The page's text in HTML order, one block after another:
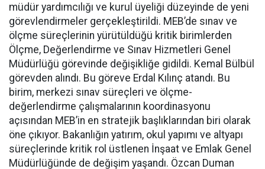
müdür yardımcılığı ve kurul üyeliği düzeyinde de yeni
görevlendirmeler gerçekleştirildi. MEB’de sınav ve
ölçme süreçlerinin yürütüldüğü kritik birimlerden
Ölçme, Değerlendirme ve Sınav Hizmetleri Genel
Müdürlüğü görevinde değişikliğe gidildi. Kemal Bülbül
görevden alındı. Bu göreve Erdal Kılınç atandı. Bu
birim, merkezi sınav süreçleri ve ölçme-
değerlendirme çalışmalarının koordinasyonu
açısından MEB’in en stratejik başlıklarından biri olarak
öne çıkıyor. Bakanlığın yatırım, okul yapımı ve altyapı
süreçlerinde kritik rol üstlenen İnşaat ve Emlak Genel
Müdürlüğünde de değişim yaşandı. Özcan Duman